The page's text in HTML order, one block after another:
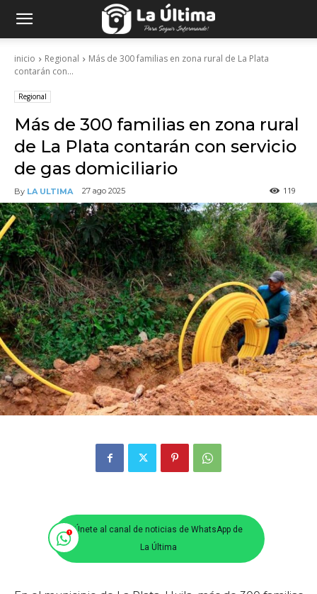
inicio Regional
Más de 300 familias en zona rural de La Plata
contarán con...
Regional
Más de 300 familias en zona rural
de La Plata contarán con servicio
de gas domiciliario
By LA ULTIMA 27 ago 2025 119
Únete al canal de noticias de WhatsApp de
La Última